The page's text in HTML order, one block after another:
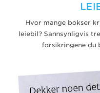
Hvor mange bokser
leiebil? Sannsynligvis
forsikringene du